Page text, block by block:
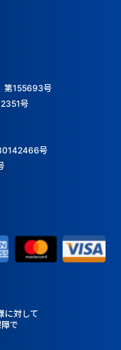
第155693号
号
号
に対して
で